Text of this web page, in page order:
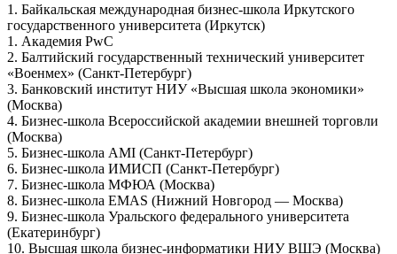
1. Байкальская международная бизнес-школа Иркутского
государственного университета (Иркутск)
1. Академия PwC
2. Балтийский государственный технический университет
«Военмех» (Санкт-Петербург)
3. Банковский институт НИУ «Высшая школа экономики»
(Москва)
4. Бизнес-школа Всероссийской академии внешней торговли
(Москва)
5. Бизнес-школа AMI (Санкт-Петербург)
6. Бизнес-школа ИМИСП (Санкт-Петербург)
7. Бизнес-школа МФЮА (Москва)
8. Бизнес-школа EMAS (Нижний Новгород — Москва)
9. Бизнес-школа Уральского федерального университета
(Екатеринбург)
10. Высшая школа бизнес-информатики НИУ ВШЭ (Москва)